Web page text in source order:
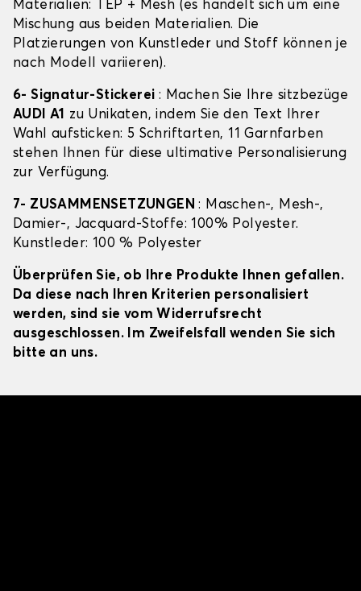
Materialien: TEP + Mesh (es handelt sich um eine
Mischung aus beiden Materialien. Die
Platzierungen von Kunstleder und Stoff können je
nach Modell variieren).
6- Signatur-Stickerei : Machen Sie Ihre sitzbezüge
AUDI A1 zu Unikaten, indem Sie den Text Ihrer
Wahl aufsticken: 5 Schriftarten, 11 Garnfarben
stehen Ihnen für diese ultimative Personalisierung
zur Verfügung.
7- ZUSAMMENSETZUNGEN: Maschen-, Mesh-,
Damier-, Jacquard-Stoffe: 100% Polyester.
Kunstleder: 100 % Polyester
Überprüfen Sie, ob Ihre Produkte Ihnen gefallen.
Da diese nach Ihren Kriterien personalisiert
werden, sind sie vom Widerrufsrecht
ausgeschlossen. Im Zweifelsfall wenden Sie sich
bitte an uns.